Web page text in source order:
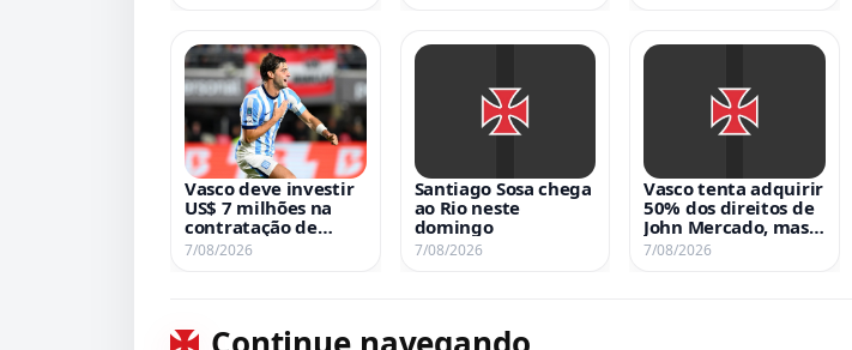
Vasco deve investir
US$ 7 milhões na
contratação de
Santiago Sosa
7/08/2026
Santiago Sosa chega
ao Rio neste
domingo
7/08/2026
Vasco tenta adquirir
50% dos direitos de
John Mercado, mas
Sparta Praga rejeita
7/08/2026